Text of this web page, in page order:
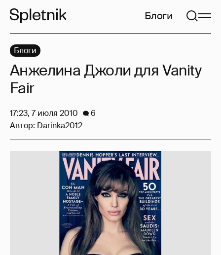
Блоги
Блоги
Анжелина Джоли для Vanity
Fair
17:23, 7 июля 2010
6
Автор: Darinka2012